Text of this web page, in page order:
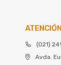
(021)
Avda.